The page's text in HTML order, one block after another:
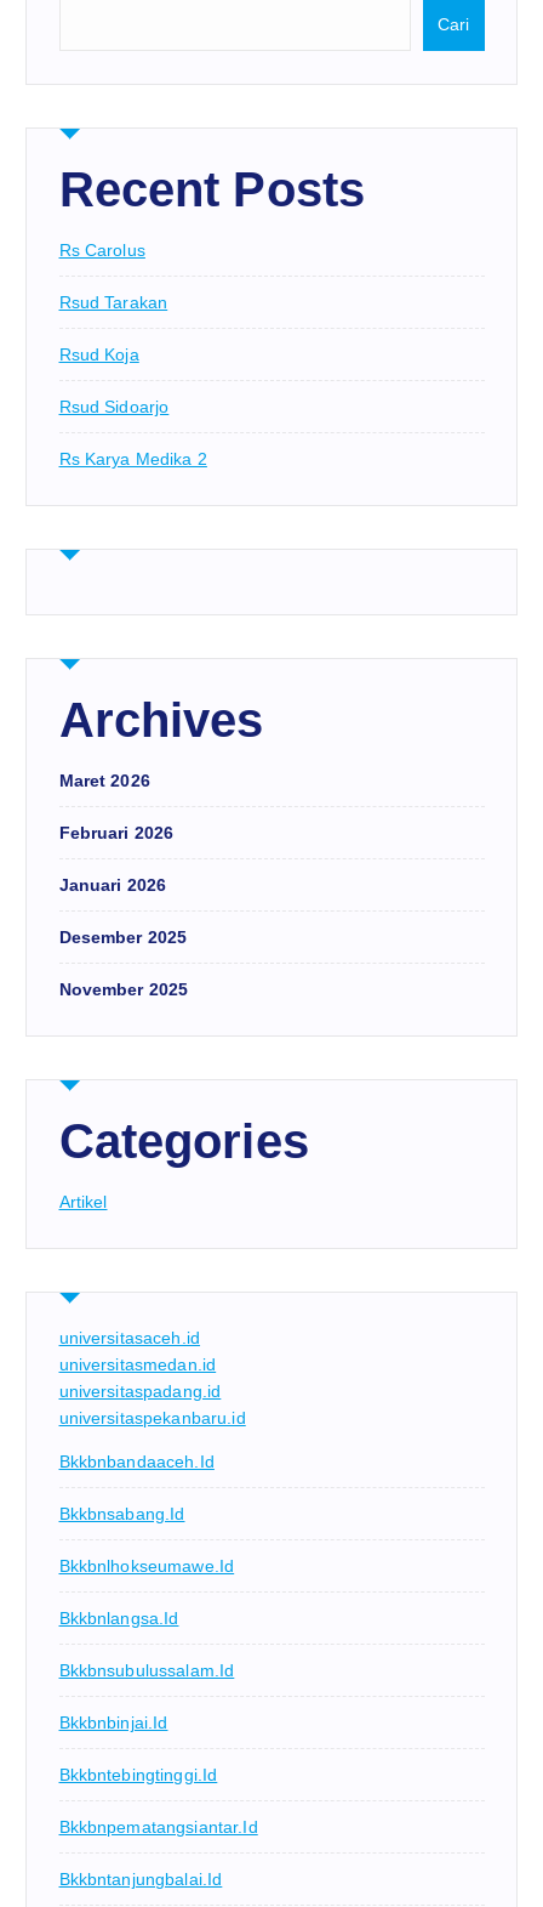
Cari
Recent Posts
Rs Carolus
Rsud Tarakan
Rsud Koja
Rsud Sidoarjo
Rs Karya Medika 2
Archives
Maret 2026
Februari 2026
Januari 2026
Desember 2025
November 2025
Categories
Artikel
universitasaceh.id
universitasmedan.id
universitaspadang.id
universitaspekanbaru.id
Bkkbnbandaaceh.id
Bkkbnsabang.id
Bkkbnlhokseumawe.id
Bkkbnlangsa.id
Bkkbnsubulussalam.id
Bkkbnbinjai.id
Bkkbntebingtinggi.id
Bkkbnpematangsiantar.id
Bkkbntanjungbalai.id